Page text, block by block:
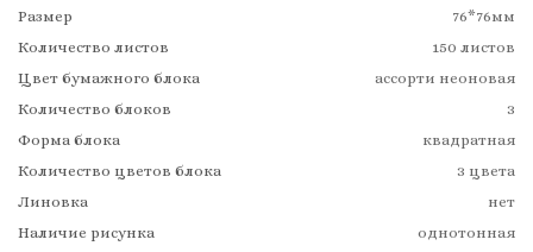
Размер
76*76мм
Количество листов
150 листов
Цвет бумажного блока
ассорти неоновая
Количество блоков
3
Форма блока
квадратная
Количество цветов блока
3 цвета
Линовка
нет
Наличие рисунка
однотонная